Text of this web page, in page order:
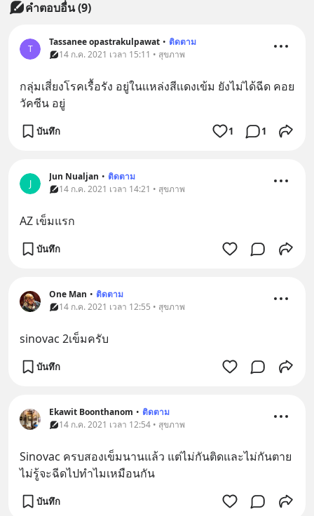
คำตอบอื่น(9)
T
Tassanee opastrakulpawat • ติดตาม
14 ก.ค. 2021 เวลา 15:11 • สุขภาพ
กลุ่มเสี่ยงโรคเรื้อรัง อยู่ในเเหล่งสีเเดงเข้ม ยังไม่ได้ฉีด คอย
วัคซีน อยู่
บันทึก 1 1
J
Jun Nualjan • ติดตาม
14 ก.ค. 2021 เวลา 14:21 • สุขภาพ
AZ เข็มแรก
บันทึก
One Man • ติดตาม
14 ก.ค. 2021 เวลา 12:55 • สุขภาพ
sinovac 2เข็มครับ
บันทึก
Ekawit Boonthanom • ติดตาม
14 ก.ค. 2021 เวลา 12:54 • สุขภาพ
Sinovac ครบสองเข็มนานแล้ว แต่ไม่กันติดและไม่กันตาย
ไม่รู้จะฉีดไปทำไมเหมือนกัน
บันทึก